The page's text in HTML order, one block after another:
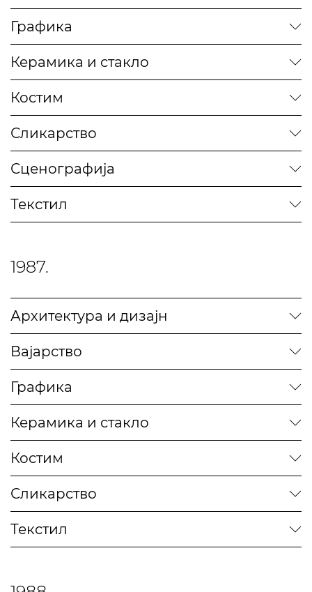
Графика
Керамика и стакло
Костим
Сликарство
Сценографија
Текстил
1987.
Архитектура и дизајн
Вајарство
Графика
Керамика и стакло
Костим
Сликарство
Текстил